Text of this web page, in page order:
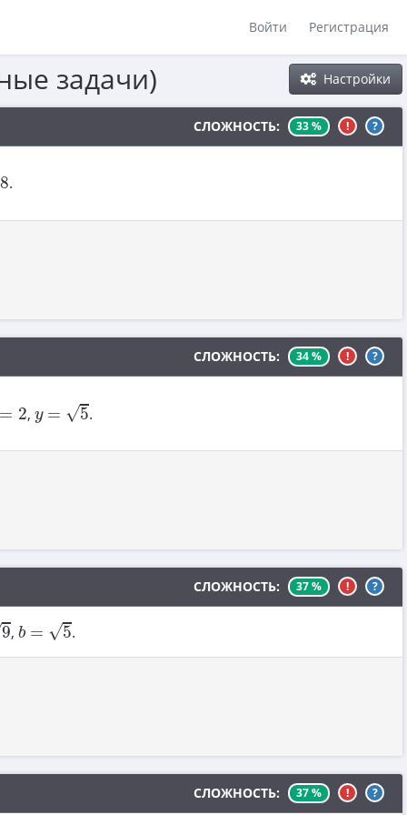
Войти Регистрация
Настройки
задачи)
СЛОЖНОСТЬ: 33 % ! ?
8.
СЛОЖНОСТЬ: 34 % ! ?
= 2
2 , y = √5.
СЛОЖНОСТЬ: 37 % ! ?
9, b = √5
b .
СЛОЖНОСТЬ: 37 % ! ?